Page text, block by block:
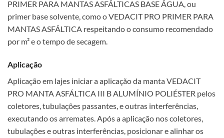
PRIMER PARA MANTAS ASFÁLTICAS BASE ÁGUA, ou
primer base solvente, como o VEDACIT PRO PRIMER PARA
MANTAS ASFÁLTICA respeitando o consumo recomendado
por m² e o tempo de secagem.
Aplicação
Aplicação em lajes iniciar a aplicação da manta VEDACIT
PRO MANTA ASFÁLTICA III B ALUMÍNIO POLIÉSTER pelos
coletores, tubulações passantes, e outras interferências,
executando os arremates. Após a aplicação nos coletores,
tubulações e outras interferências, posicionar e alinhar os